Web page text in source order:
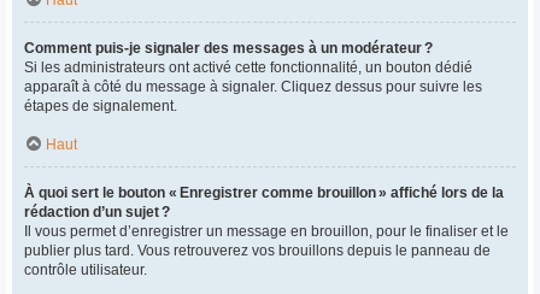
Comment puis-je signaler des messages à un modérateur ?
Si les administrateurs ont activé cette fonctionnalité, un bouton dédié
apparaît à côté du message à signaler. Cliquez dessus pour suivre les
étapes de signalement.
Haut
À quoi sert le bouton « Enregistrer comme brouillon » affiché lors de la
rédaction d’un sujet ?
Il vous permet d’enregistrer un message en brouillon, pour le finaliser et le
publier plus tard. Vous retrouverez vos brouillons depuis le panneau de
contrôle utilisateur.